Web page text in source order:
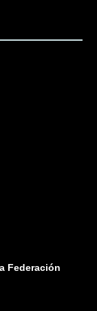
Federación